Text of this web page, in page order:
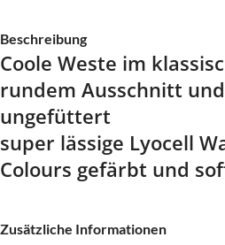
Beschreibung
Coole Weste im
rundem Ausschnitt
ungefüttert
super lässige Lyocell
Colours gefärbt und
Zusätzliche Informationen